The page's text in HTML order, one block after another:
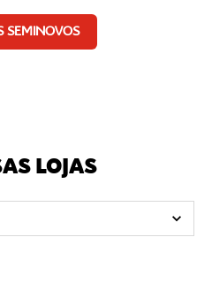
SEMINOVOS
LOJAS